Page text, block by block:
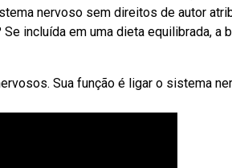
nervoso sem direitos de autor
incluída em uma dieta equilibrada, a
Sua função é ligar o sistema